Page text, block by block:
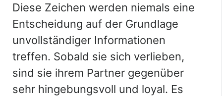
Diese Zeichen werden niemals eine
Entscheidung auf der Grundlage
unvollständiger Informationen
treffen. Sobald sie sich verlieben,
sind sie ihrem Partner gegenüber
sehr hingebungsvoll und loyal. Es